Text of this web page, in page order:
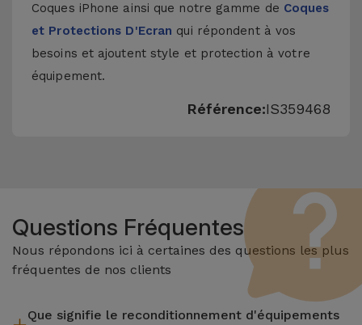
Coques iPhone ainsi que notre gamme de Coques
et Protections D'Ecran qui répondent à vos
besoins et ajoutent style et protection à votre
équipement.
Référence:IS359468
Questions Fréquentes
Nous répondons ici à certaines des questions les plus
fréquentes de nos clients
Que signifie le reconditionnement d'équipements